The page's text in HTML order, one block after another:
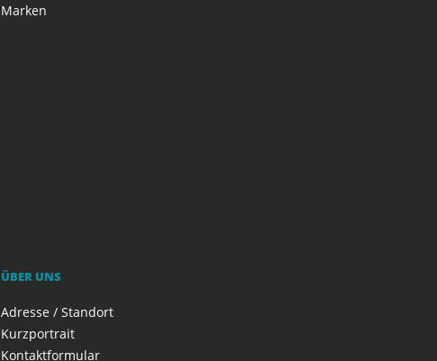
Marken
ÜBER UNS
Adresse / Standort
Kurzportrait
Kontaktformular